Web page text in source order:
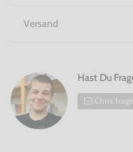
Versand
Hast Du
Chris